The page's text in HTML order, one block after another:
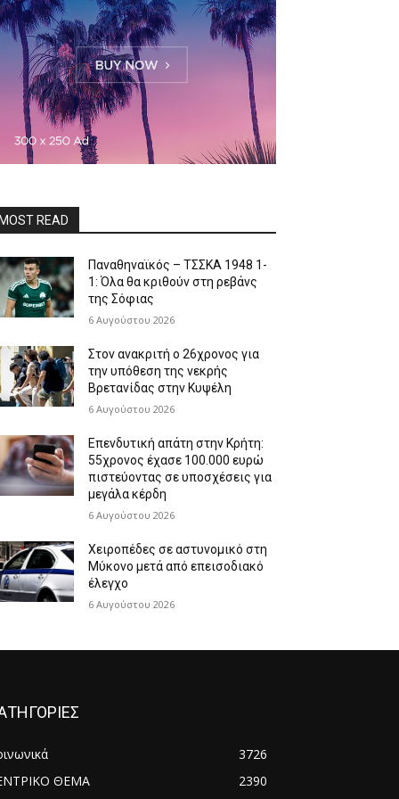
READ
Παναθηναϊκός – ΤΣΣΚΑ 1948 1-
1: Όλα θα κριθούν στη ρεβάνς
της Σόφιας
6 Αυγούστου 2026
Στον ανακριτή ο 26χρονος για
την υπόθεση της νεκρής
Βρετανίδας στην Κυψέλη
6 Αυγούστου 2026
Επενδυτική απάτη στην Κρήτη:
55χρονος έχασε 100.000 ευρώ
πιστεύοντας σε υποσχέσεις για
μεγάλα κέρδη
6 Αυγούστου 2026
Χειροπέδες σε αστυνομικό στη
Μύκονο μετά από επεισοδιακό
έλεγχο
6 Αυγούστου 2026
3726
ΘΕΜΑ
2390